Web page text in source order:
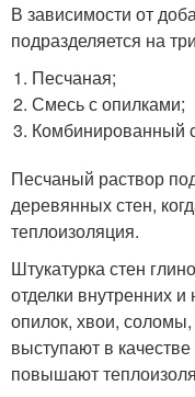
В зависимости от
подразделяется на
Песчаная;
Смесь с опилками;
Комбинированный
Песчаный раствор
деревянных стен,
теплоизоляция.
Штукатурка стен
отделки внутренних
опилок, хвои,
выступают в
повышают